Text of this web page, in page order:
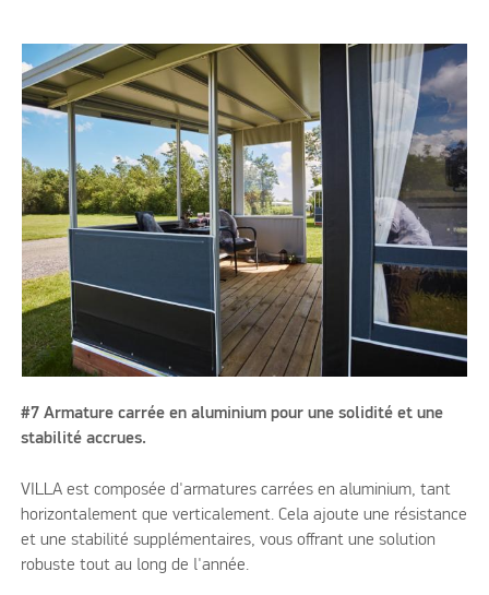
#7 Armature carrée en aluminium pour une solidité et une
stabilité accrues.
VILLA est composée d'armatures carrées en aluminium, tant
horizontalement que verticalement. Cela ajoute une résistance
et une stabilité supplémentaires, vous offrant une solution
robuste tout au long de l'année.